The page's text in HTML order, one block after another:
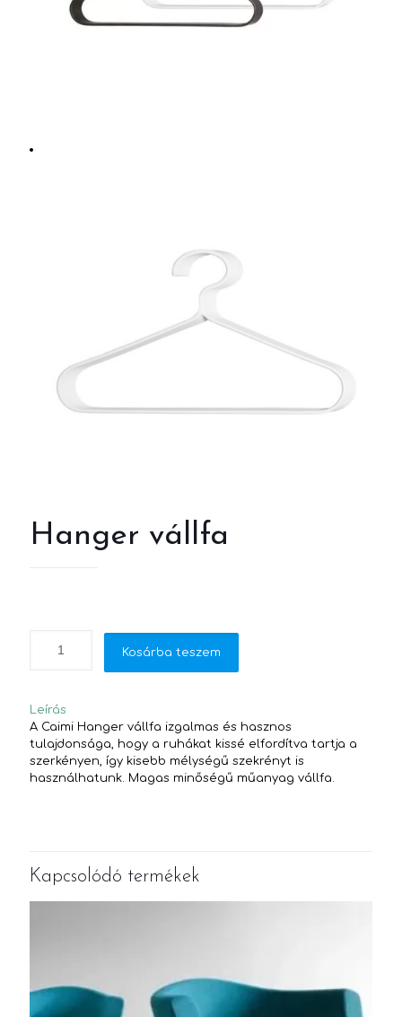
Hanger vállfa
Kosárba teszem
Leírás
A Caimi Hanger vállfa izgalmas és hasznos
tulajdonsága, hogy a ruhákat kissé elfordítva tartja a
szerkényen, így kisebb mélységű szekrényt is
használhatunk. Magas minőségű műanyag vállfa.
Kapcsolódó termékek